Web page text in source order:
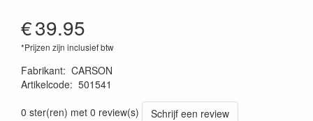
€39.95
*Prijzen zijn inclusief btw
Fabrikant: CARSON
Artikelcode: 501541
0 ster(ren) met 0 review(s)
Schrijf een review